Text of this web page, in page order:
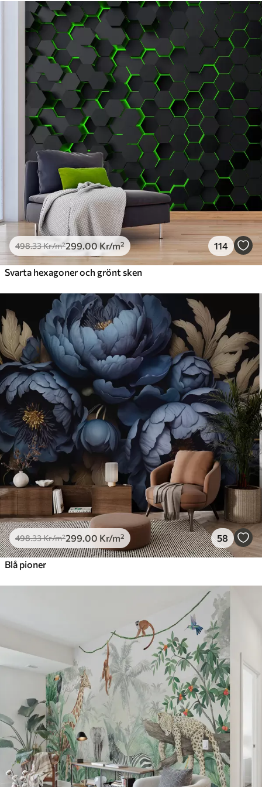
Tillgängliga material
Standard
498 299.00 /m²
Premium
631.67 379.00 Kr/m²
Premiumvinyl
725 .00 435.00Kr/m²
Peel and Stick
900 .00540.00Kr/m²
498.33Kr/m²299 .00 Kr/m² 114
Svarta hexagoner och grönt sken
498.33Kr/m²299 .00 Kr/m² 58
Blå pioner